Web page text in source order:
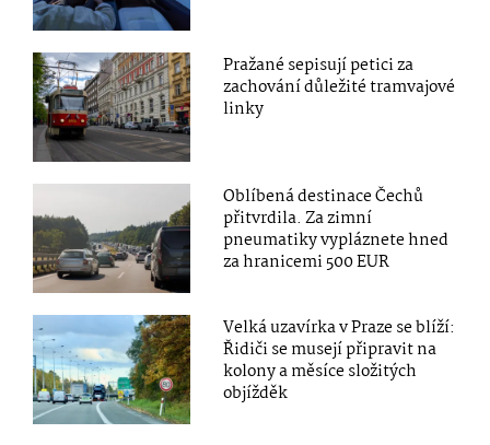
Pražané sepisují petici za
zachování důležité tramvajové
linky
Oblíbená destinace Čechů
přitvrdila. Za zimní
pneumatiky vypláznete hned
za hranicemi 500 EUR
Velká uzavírka v Praze se blíží:
Řidiči se musejí připravit na
kolony a měsíce složitých
objížděk